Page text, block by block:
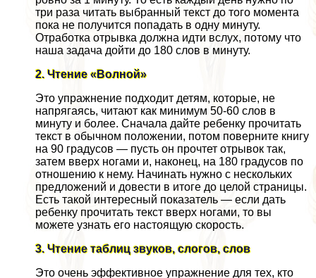
три раза читать выбранный текст до того момента
пока не получится попадать в одну минуту.
Отработка отрывка должна идти вслух, потому что
наша задача дойти до 180 слов в минуту.
2. Чтение «Волной»
Это упражнение подходит детям, которые, не
напрягаясь, читают как минимум 50-60 слов в
минуту и более. Сначала дайте ребенку прочитать
текст в обычном положении, потом поверните книгу
на 90 градусов — пусть он прочтет отрывок так,
затем вверх ногами и, наконец, на 180 градусов по
отношению к нему. Начинать нужно с нескольких
предложений и довести в итоге до целой страницы.
Есть такой интересный показатель — если дать
ребенку прочитать текст вверх ногами, то вы
можете узнать его настоящую скорость.
3. Чтение таблиц звуков, слогов, слов
Это очень эффективное упражнение для тех, кто